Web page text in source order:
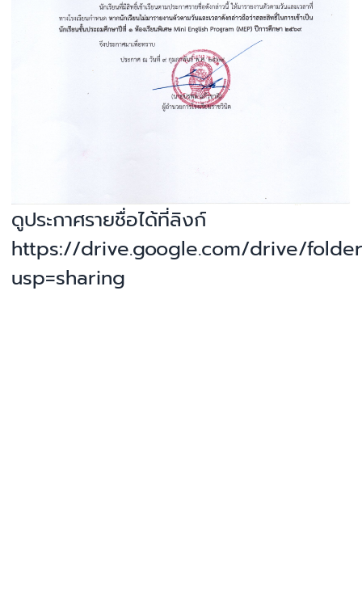
ดูประกาศรายชื่อได้ที่ลิงก์
https://drive.google.com/drive/
usp=sharing